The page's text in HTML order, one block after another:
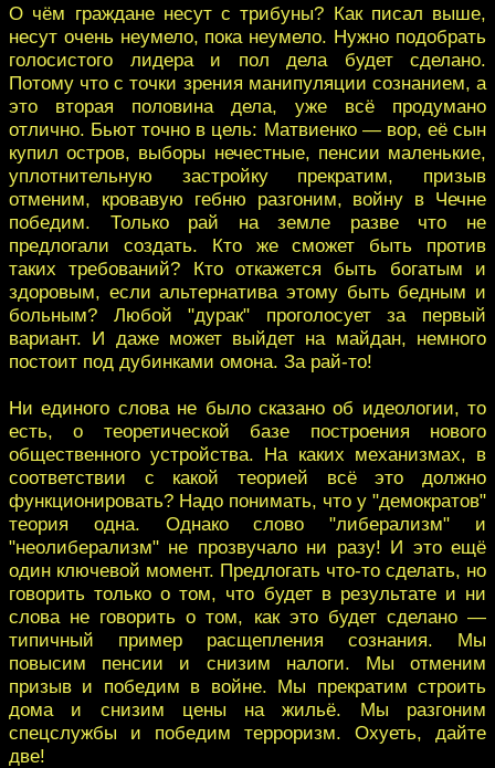
О чём граждане несут с трибуны? Как писал выше,
несут очень неумело, пока неумело. Нужно подобрать
голосистого лидера и пол дела будет сделано.
Потому что с точки зрения манипуляции сознанием, а
это вторая половина дела, уже всё продумано
отлично. Бьют точно в цель: Матвиенко — вор, её сын
купил остров, выборы нечестные, пенсии маленькие,
уплотнительную застройку прекратим, призыв
отменим, кровавую гебню разгоним, войну в Чечне
победим. Только рай на земле разве что не
предлогали создать. Кто же сможет быть против
таких требований? Кто откажется быть богатым и
здоровым, если альтернатива этому быть бедным и
больным? Любой "дурак" проголосует за первый
вариант. И даже может выйдет на майдан, немного
постоит под дубинками омона. За рай-то!
Ни единого слова не было сказано об идеологии, то
есть, о теоретической базе построения нового
общественного устройства. На каких механизмах, в
соответствии с какой теорией всё это должно
функционировать? Надо понимать, что у "демократов"
теория одна. Однако слово "либерализм" и
"неолиберализм" не прозвучало ни разу! И это ещё
один ключевой момент. Предлогать что-то сделать, но
говорить только о том, что будет в результате и ни
слова не говорить о том, как это будет сделано —
типичный пример расщепления сознания. Мы
повысим пенсии и снизим налоги. Мы отменим
призыв и победим в войне. Мы прекратим строить
дома и снизим цены на жильё. Мы разгоним
спецслужбы и победим терроризм. Охуеть, дайте
две!